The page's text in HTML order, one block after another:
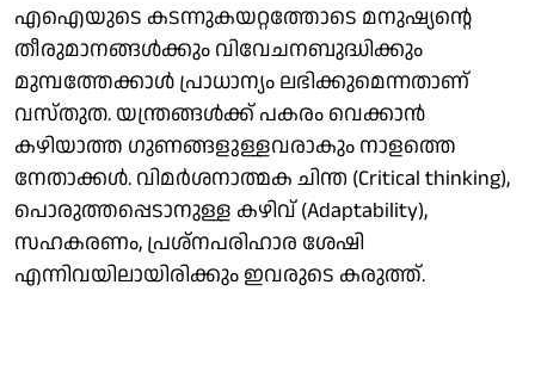
എഐയുടെ കടന്നുകയറ്റത്തോടെ മനുഷ്യന്റെ
തീരുമാനങ്ങൾക്കും വിവേചനബുദ്ധിക്കും
മുമ്പത്തേക്കാൾ പ്രാധാന്യം ലഭിക്കുമെന്നതാണ്
വസ്തുത. യന്ത്രങ്ങൾക്ക് പകരം വെക്കാൻ
കഴിയാത്ത ഗുണങ്ങളുള്ളവരാകും നാളത്തെ
നേതാക്കൾ. വിമർശനാത്മക ചിന്ത (Critical thinking),
പൊരുത്തപ്പെടാനുള്ള കഴിവ് (Adaptability),
സഹകരണം, പ്രശ്നപരിഹാര ശേഷി
എന്നിവയിലായിരിക്കും ഇവരുടെ കരുത്ത്.